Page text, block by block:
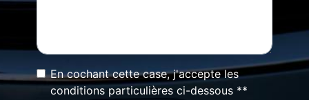
En cochant cette case, j'accepte les
conditions particulières ci-dessous **